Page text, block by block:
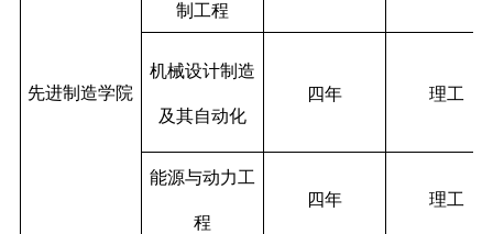
制工程
先进制造学院
机械设计制造
及其自动化
四年 理工
能源与动力工
程
四年 理工